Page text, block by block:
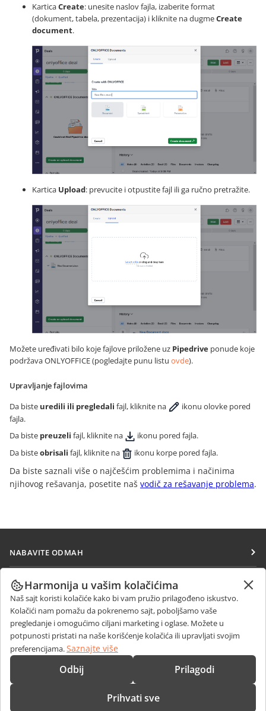
KarticaCreate: unesite naslov fajla, izaberite format
(dokument, tabela, prezentacija) i kliknite na dugmeCreate
document.
Kartica Upload: prevucite i otpustite fajl ili ga ručno pretražite.
Možete uređivati bilo koje fajlove priložene uz Pipedrive ponude koje
podržava ONLYOFFICE (pogledajte punu listu ovde).
Upravljanje fajlovima
Da biste uredili ili pregledali fajl, kliknite na
ikonu olovke pored
fajla.
Da biste preuzeli fajl, kliknite na
ikonu pored fajla.
Da bisteobrisali fajl, kliknite na ikonu korpe pored fajla.
Da biste saznali više o najčešćim problemima i načinima
njihovog rešavanja, posetite naš vodič za rešavanje problema.
NABAVITE ODMAH
Docs
DocSpace
Workspace
Konektori
Desktop aplikacije
Mobilne aplikacije
SARAĐUJTE
Za doprinosioce
Za prevodioce
Za influensere
Slobodna radna mesta
PRIMAJTE VESTI
Blog
DOBIJTE POMOĆ
Forum
KONTAKTIRAJTE NAS
Pitanja o prodaji
sales@onlyoffice.com
Harmonija u vašim kolačićima
Naš sajt koristi kolačiće kako bi vam pružio prilagođeno iskustvo.
Kolačići nam pomažu da pokrenemo sajt, poboljšamo vaše
pregledanje i omogućimo ciljani marketing i oglase. Možete u
potpunosti pristati na naše korišćenje kolačića ili upravljati svojim
preferencijama.Saznajte više
Odbij Prilagodi
Prihvati sve